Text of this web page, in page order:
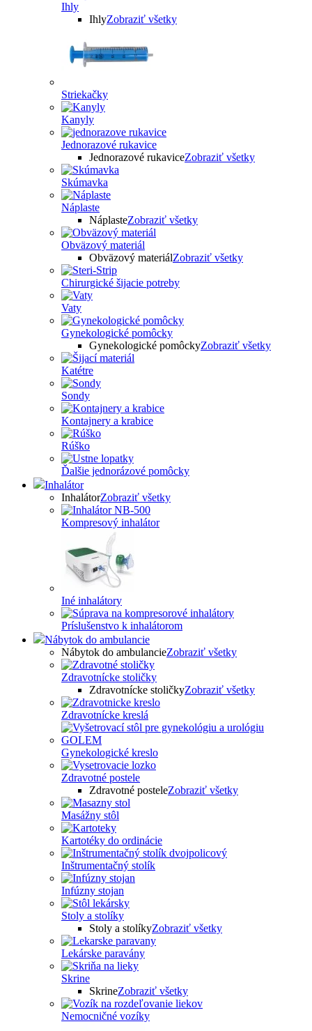
Ihly
IhlyZobraziť všetky
Striekačky
Kanyly
Jednorazové rukavice
Jednorazové rukaviceZobraziť všetky
Skúmavka
Náplaste
NáplasteZobraziť všetky
Obväzový materiál
Obväzový materiálZobraziť všetky
Chirurgické šijacie potreby
Vaty
Gynekologické pomôcky
Gynekologické pomôckyZobraziť všetky
Katétre
Sondy
Kontajnery a krabice
Rúško
Ďalšie jednorázové pomôcky
Inhalátor
InhalátorZobraziť všetky
Kompresový inhalátor
Iné inhalátory
Príslušenstvo k inhalátorom
Nábytok do ambulancie
Nábytok do ambulancieZobraziť všetky
Zdravotnícke stoličky
Zdravotnícke stoličkyZobraziť všetky
Zdravotnícke kreslá
Gynekologické kreslo
Zdravotné postele
Zdravotné posteleZobraziť všetky
Masážny stôl
Kartotéky do ordinácie
Inštrumentačný stolík
Infúzny stojan
Stoly a stolíky
Stoly a stolíkyZobraziť všetky
Lekárske paravány
Skrine
SkrineZobraziť všetky
Nemocničné vozíky